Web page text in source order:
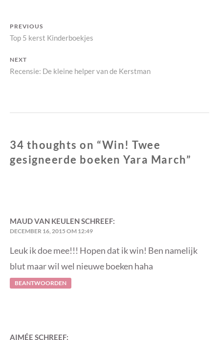
Bericht
navigatie
PREVIOUS
Previous
Top 5 kerst Kinderboekjes
NEXT
Next
Recensie: De kleine helper van de Kerstman
34 thoughts on “Win! Twee
gesigneerde boeken Yara March”
MAUD VAN KEULENSCHREEF:
DECEMBER 16, 2015 OM 12:49
Leuk ik doe mee!!! Hopen dat ik win! Ben namelijk
blut maar wil wel nieuwe boeken haha
BEANTWOORDEN
AIMÉE SCHREEF: